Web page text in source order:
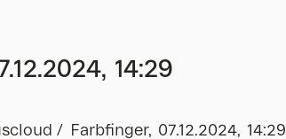
14:29
Farbfinger, 07.12.2024, 14:29